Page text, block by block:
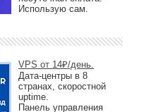
Использую сам.
VPS от 14₽/день.
Дата-центры в 8
странах, скоростной
uptime.
Панель управления